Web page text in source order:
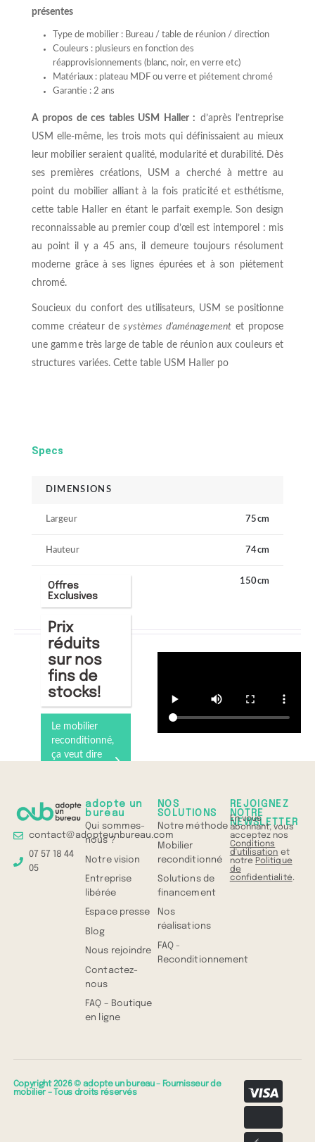
présentes
Type de mobilier : Bureau / table de réunion / direction
Couleurs : plusieurs en fonction des
réapprovisionnements (blanc, noir, en verre etc)
Matériaux : plateau MDF ou verre et piétement chromé
Garantie : 2 ans
A propos de ces tables USM Haller : d’après l’entreprise
USM elle-même, les trois mots qui définissaient au mieux
leur mobilier seraient qualité, modularité et durabilité. Dès
ses premières créations, USM a cherché à mettre au
point du mobilier alliant à la fois praticité et esthétisme,
cette table Haller en étant le parfait exemple. Son design
reconnaissable au premier coup d’œil est intemporel : mis
au point il y a 45 ans, il demeure toujours résolument
moderne grâce à ses lignes épurées et à son piétement
chromé.
Soucieux du confort des utilisateurs, USM se positionne
comme créateur desystèmes d’aménagementet propose
une gamme très large de table de réunion aux couleurs et
structures variées. Cette table USM Haller po
Specs
DIMENSIONS
Largeur 75cm
Hauteur 74cm
Longueur 150cm
Offres
Exclusives
Prix
réduits
sur nos
fins de
stocks!
Le mobilier
reconditionné,
ça veut dire
tout en 1 min
contact@adopteunbureau.com
07 57 18 44
05
adopte un
bureau
Qui sommes-
nous ?
Notre vision
Entreprise
libérée
Espace presse
Blog
Nous rejoindre
Contactez-
nous
FAQ – Boutique
en ligne
NOS
SOLUTIONS
Notre méthode
Mobilier
reconditionné
Solutions de
financement
Nos
réalisations
FAQ -
Reconditionnement
REJOIGNEZ
NOTRE
NEWSLETTER
En vous
abonnant, vous
acceptez nos
Conditions
d'utilisation et
notre Politique
de
confidentialité.
Copyright 2026 © adopte un bureau – Fournisseur de
mobilier – Tous droits réservés